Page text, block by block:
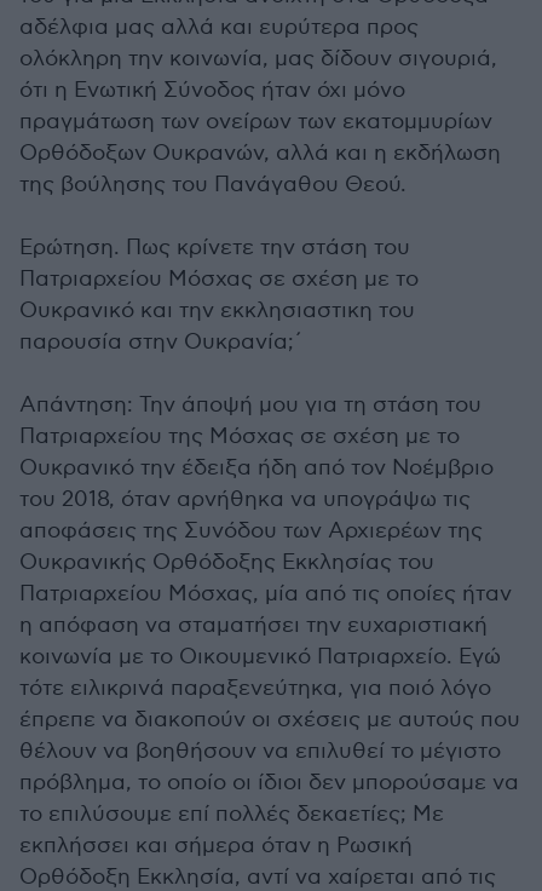
αδέλφια μας αλλά και ευρύτερα προς
ολόκληρη την κοινωνία, μας δίδουν σιγουριά,
ότι η Ενωτική Σύνοδος ήταν όχι μόνο
πραγμάτωση των ονείρων των εκατομμυρίων
Ορθόδοξων Ουκρανών, αλλά και η εκδήλωση
της βούλησης του Πανάγαθου Θεού.
Ερώτηση. Πως κρίνετε την στάση του
Πατριαρχείου Μόσχας σε σχέση με το
Ουκρανικό και την εκκλησιαστικη του
παρουσία στην Ουκρανία;΄
Απάντηση: Την άποψή μου για τη στάση του
Πατριαρχείου της Μόσχας σε σχέση με το
Ουκρανικό την έδειξα ήδη από τον Νοέμβριο
του 2018, όταν αρνήθηκα να υπογράψω τις
αποφάσεις της Συνόδου των Αρχιερέων της
Ουκρανικής Ορθόδοξης Εκκλησίας του
Πατριαρχείου Μόσχας, μία από τις οποίες ήταν
η απόφαση να σταματήσει την ευχαριστιακή
κοινωνία με το Οικουμενικό Πατριαρχείο. Εγώ
τότε ειλικρινά παραξενεύτηκα, για ποιό λόγο
έπρεπε να διακοπούν οι σχέσεις με αυτούς που
θέλουν να βοηθήσουν να επιλυθεί το μέγιστο
πρόβλημα, το οποίο οι ίδιοι δεν μπορούσαμε να
το επιλύσουμε επί πολλές δεκαετίες; Με
εκπλήσσει και σήμερα όταν η Ρωσική
Ορθόδοξη Εκκλησία, αντί να χαίρεται από τις